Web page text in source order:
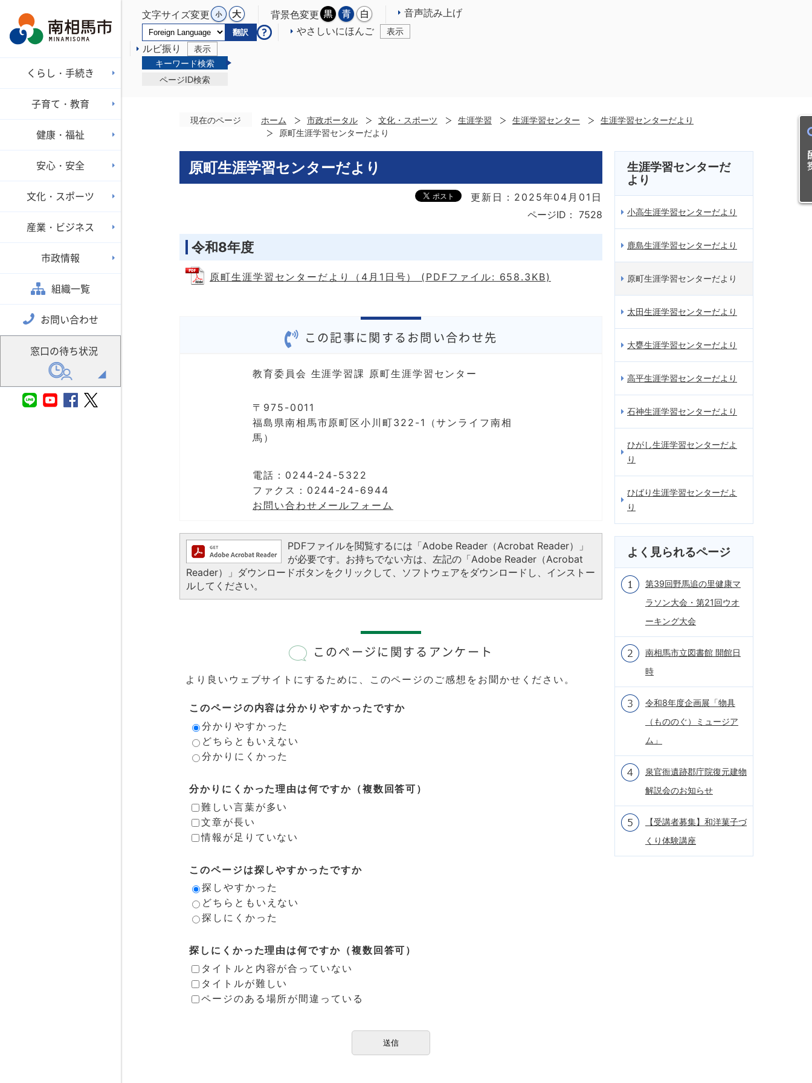
文字サイズ変更 背景色変更 音声読み上げ
翻訳 やさしいにほんご 表示
ルビ振り
表示
キーワード検索
ページID検索
くらし・手続き
子育て・教育
健康・福祉
安心・安全
文化・スポーツ
産業・ビジネス
市政情報
組織一覧
お問い合わせ
窓口の待ち状況
目
現在のページ ホーム 市政ポータル 文化・スポーツ 生涯学習 生涯学習センター
生涯学習センターだより
原町生涯学習センターだより
原町生涯学習センターだより
更新日：2025年04月01日
ページID： 7528
令和8年度
原町生涯学習センターだより（4月1日号） (PDFファイル: 658.3KB)
この記事に関するお問い合わせ先
教育委員会 生涯学習課 原町生涯学習センター
〒975-0011
福島県南相馬市原町区小川町322-1（サンライフ南相
馬）
電話：0244-24-5322
ファクス：0244-24-6944
お問い合わせメールフォーム
PDFファイルを閲覧するには「Adobe Reader（Acrobat Reader）」
が必要です。お持ちでない方は、左記の「Adobe Reader（Acrobat
Reader）」ダウンロードボタンをクリックして、ソフトウェアをダウンロードし、インストー
ルしてください。
このページに関するアンケート
より良いウェブサイトにするために、このページのご感想をお聞かせください。
このページの内容は分かりやすかったですか
分かりやすかった
どちらともいえない
分かりにくかった
分かりにくかった理由は何ですか（複数回答可）
難しい言葉が多い
文章が長い
情報が足りていない
このページは探しやすかったですか
探しやすかった
どちらともいえない
探しにくかった
探しにくかった理由は何ですか（複数回答可）
タイトルと内容が合っていない
タイトルが難しい
ページのある場所が間違っている
生涯学習センターだ
より
小高生涯学習センターだより
鹿島生涯学習センターだより
原町生涯学習センターだより
太田生涯学習センターだより
大甕生涯学習センターだより
高平生涯学習センターだより
石神生涯学習センターだより
ひがし生涯学習センターだよ
り
ひばり生涯学習センターだよ
り
よく見られるページ
第39回野馬追の里健康マ
ラソン大会・第21回ウオ
ーキング大会
南相馬市立図書館 開館日
時
令和8年度企画展「物具
（もののぐ）ミュージア
ム」
泉官衙遺跡郡庁院復元建物
解説会のお知らせ
【受講者募集】和洋菓子づ
くり体験講座